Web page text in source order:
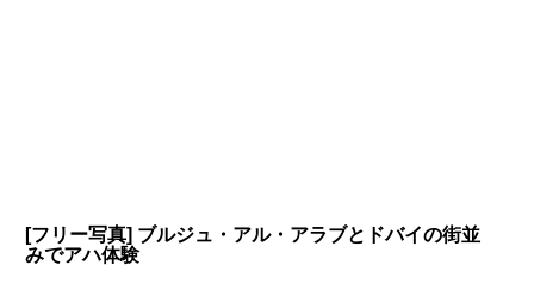
[フリー写真] ブルジュ・アル・アラブとドバイの街並
みでアハ体験